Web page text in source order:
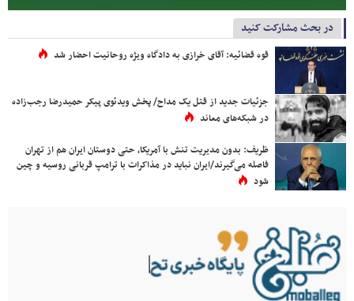
در بحث مشارکت کنید
قوه قضائیه: آقای خرازی به دادگاه ویژه روحانیت احضار شد
جزئیات جدید از قتل یک مداح/ پخش ویدئوی پیکر حمیدرضا رجب‌زاده
در شبکه‌های معاند
ظریف: بدون مدیریت تنش با آمریکا، حتی دوستان ایران هم از تهران
فاصله می‌گیرند/ایران نباید در مذاکرات با ترامپ قربانی روسیه و چین
شود